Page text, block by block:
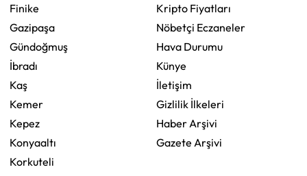
Finike
Gazipaşa
Gündoğmuş
İbradı
Kaş
Kemer
Kepez
Konyaaltı
Korkuteli
Kripto Fiyatları
Nöbetçi Eczaneler
Hava Durumu
Künye
İletişim
Gizlilik İlkeleri
Haber Arşivi
Gazete Arşivi